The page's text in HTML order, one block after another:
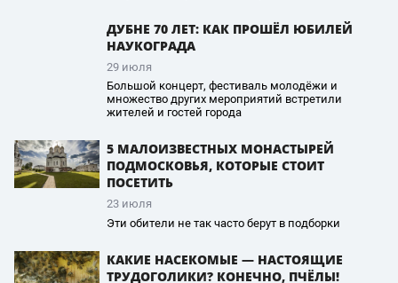
ДУБНЕ 70 ЛЕТ: КАК ПРОШЁЛ ЮБИЛЕЙ
НАУКОГРАДА
29 июля
Большой концерт, фестиваль молодёжи и
множество других мероприятий встретили
жителей и гостей города
5 МАЛОИЗВЕСТНЫХ МОНАСТЫРЕЙ
ПОДМОСКОВЬЯ, КОТОРЫЕ СТОИТ
ПОСЕТИТЬ
23 июля
Эти обители не так часто берут в подборки
КАКИЕ НАСЕКОМЫЕ — НАСТОЯЩИЕ
ТРУДОГОЛИКИ? КОНЕЧНО, ПЧЁЛЫ!